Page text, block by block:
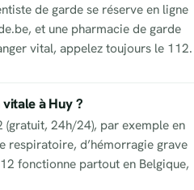
de garde se réserve en ligne
et une pharmacie de garde
vital, appelez toujours le 112.
à Huy ?
24h/24), par exemple en
respiratoire, d’hémorragie grave
fonctionne partout en Belgique,